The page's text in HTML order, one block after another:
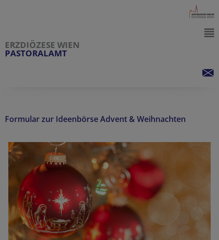
ERZDIÖZESE WIEN
PASTORALAMT
Formular zur Ideenbörse Advent & Weihnachten